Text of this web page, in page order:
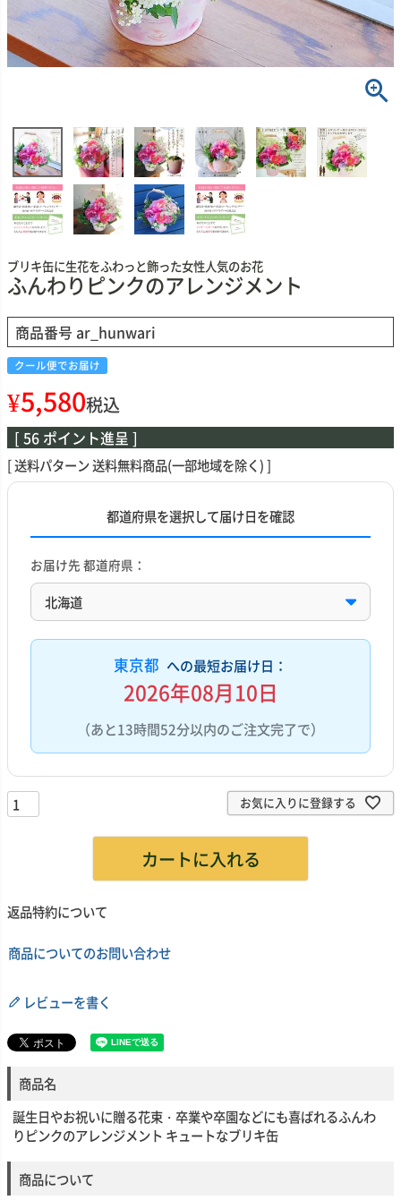
ブリキ缶に生花をふわっと飾った女性人気のお花
ふんわりピンクのアレンジメント
商品番号 ar_hunwari
クール便でお届け
¥5,580税込
[ 56 ポイント進呈 ]
送料パターン送料無料商品(一部地域を除く)
都道府県を選択して届け日を確認
お届け先 都道府県：
東京都 への最短お届け日：
2026年08月10日
（あと13時間52分以内のご注文完了で）
お気に入りに登録する
カートに入れる
返品特約について
商品についてのお問い合わせ
レビューを書く
商品名
誕生日やお祝いに贈る花束・卒業や卒園などにも喜ばれるふんわ
りピンクのアレンジメント キュートなブリキ缶
商品について